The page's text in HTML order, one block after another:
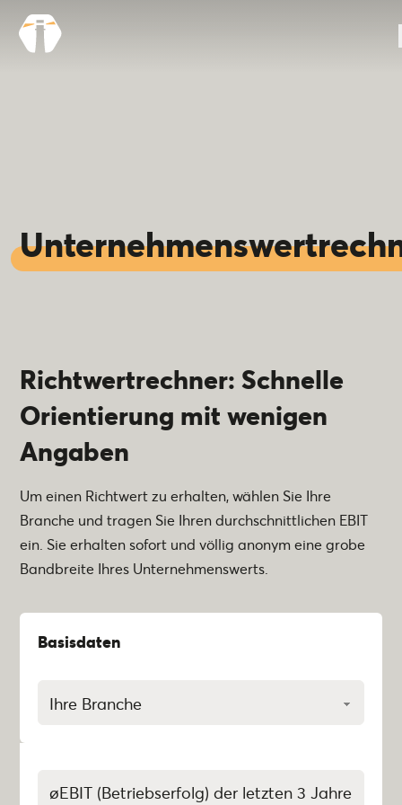
Richtwertrechner: Schnelle
Orientierung mit wenigen
Angaben
Um einen Richtwert zu erhalten, wählen Sie Ihre
Branche und tragen Sie Ihren durchschnittlichen EBIT
ein. Sie erhalten sofort und völlig anonym eine grobe
Bandbreite Ihres Unternehmenswerts.
Basisdaten
(Betriebserfolg)